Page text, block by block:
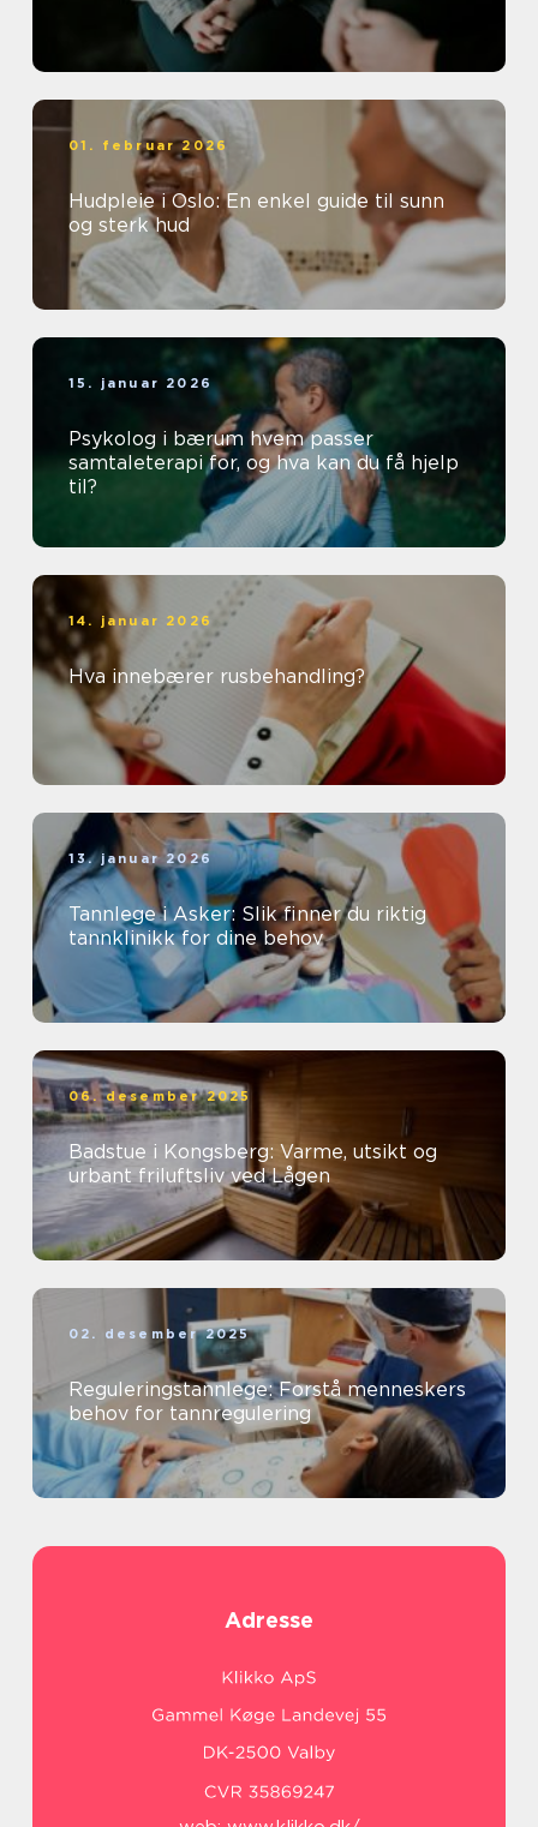
01. februar 2026
Hudpleie i Oslo: En enkel guide til sunn
og sterk hud
15. januar 2026
Psykolog i bærum hvem passer
samtaleterapi for, og hva kan du få hjelp
til?
14. januar 2026
Hva innebærer rusbehandling?
13. januar 2026
Tannlege i Asker: Slik finner du riktig
tannklinikk for dine behov
06. desember 2025
Badstue i Kongsberg: Varme, utsikt og
urbant friluftsliv ved Lågen
02. desember 2025
Reguleringstannlege: Forstå menneskers
behov for tannregulering
Adresse